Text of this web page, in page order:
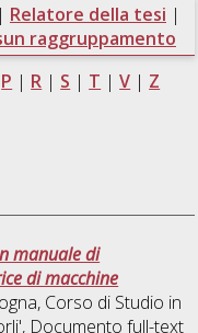
| Relatore della tesi |
raggruppamento
P | R | S | T |V | Z
manuale di
di macchine
Corso di Studio in
, Documento full-text